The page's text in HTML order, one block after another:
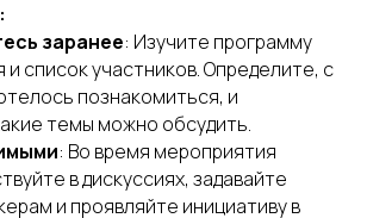
заранее: Изучите программу
список участников. Определите, с
познакомиться, и
темы можно обсудить.
: Во время мероприятия
в дискуссиях, задавайте
и проявляйте инициативу в